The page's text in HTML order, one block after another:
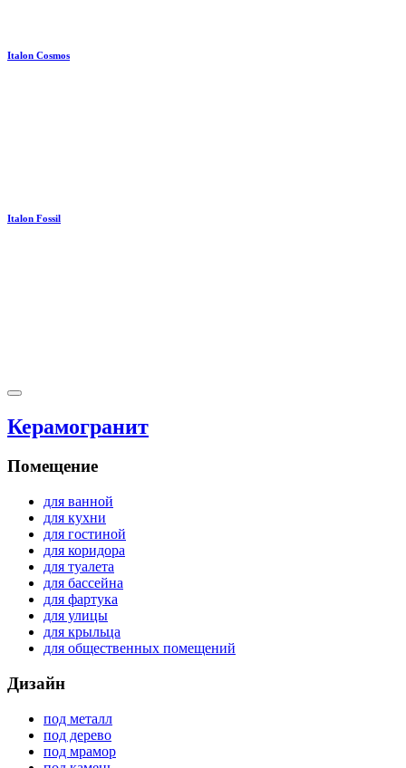
Italon Cosmos
Italon Fossil
Керамогранит
Помещение
для ванной
для кухни
для гостиной
для коридора
для туалета
для бассейна
для фартука
для улицы
для крыльца
для общественных помещений
Дизайн
под металл
под дерево
под мрамор